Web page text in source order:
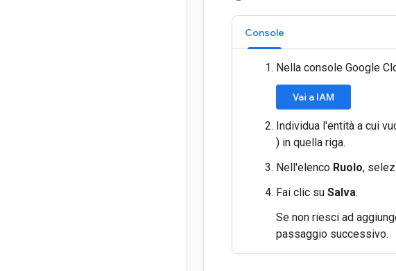
Console
Nella console Google
Vai a IAM
Individua l'entità a cui
) in quella riga.
Nell'elenco Ruolo,
Fai clic su Salva.
Se non riesci ad
passaggio successivo.